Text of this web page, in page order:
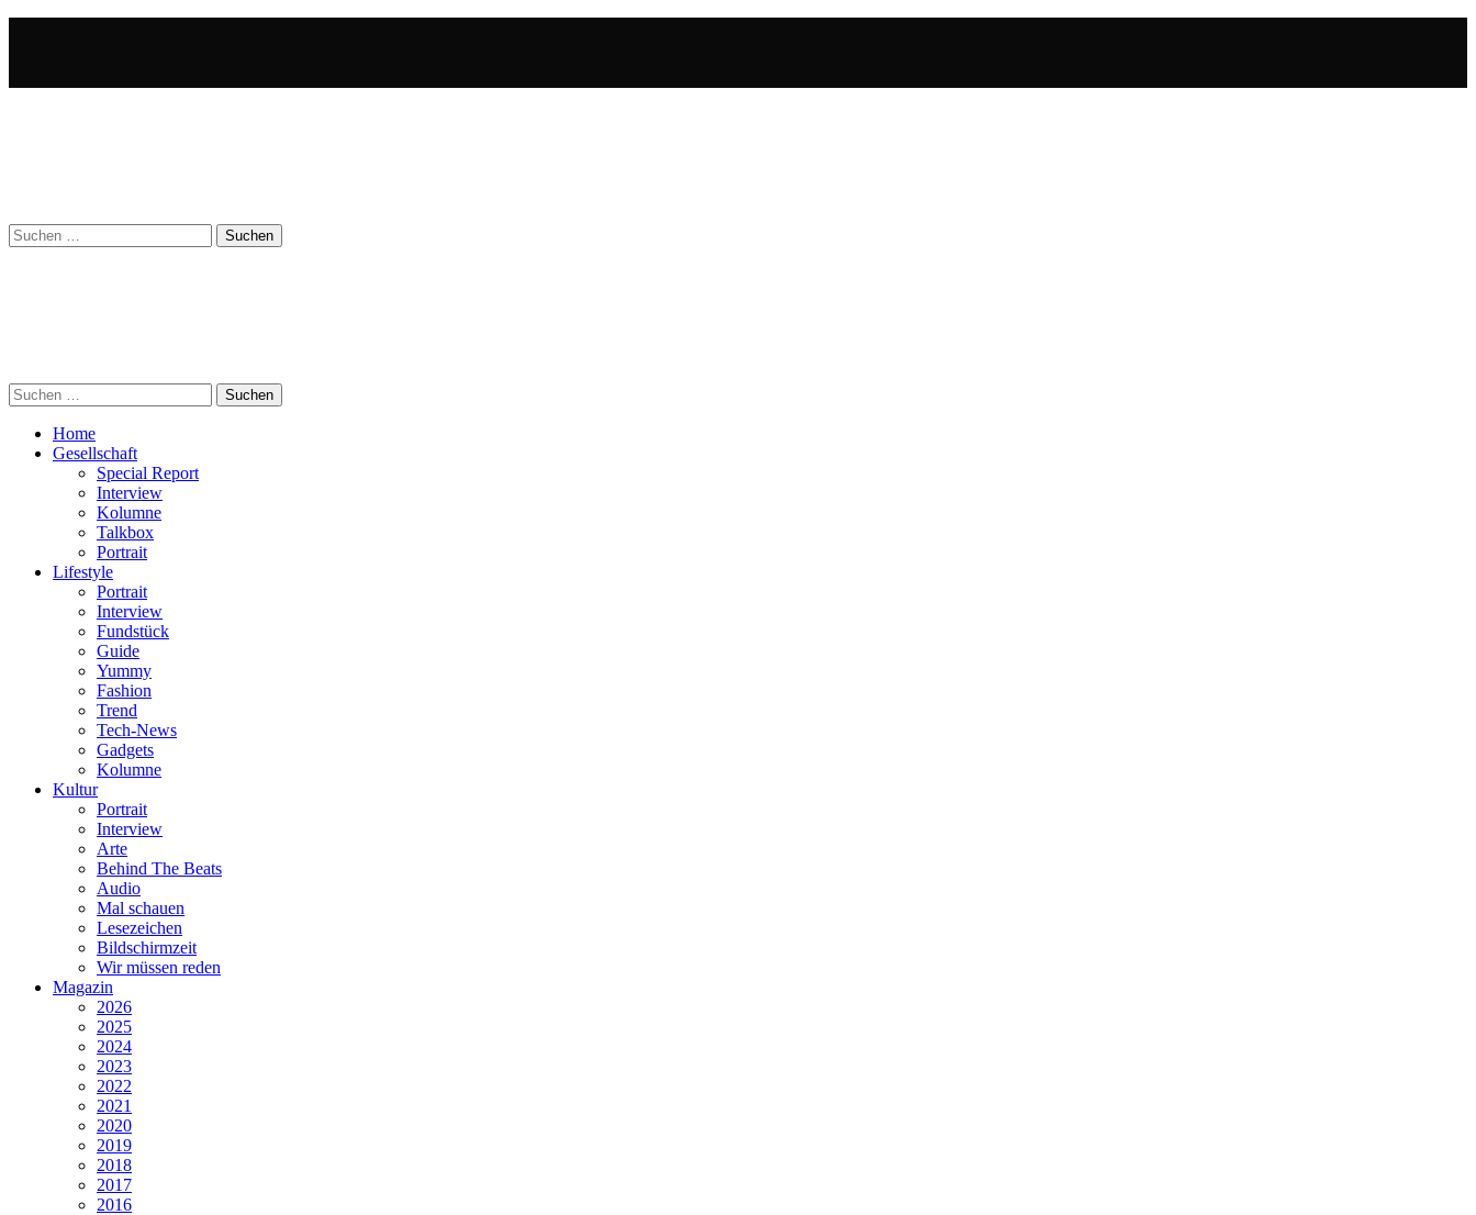
Suchen
nach:
Suchen
nach:
Home
Gesellschaft
Special Report
Interview
Kolumne
Talkbox
Portrait
Lifestyle
Portrait
Interview
Fundstück
Guide
Yummy
Fashion
Trend
Tech-News
Gadgets
Kolumne
Kultur
Portrait
Interview
Arte
Behind The Beats
Audio
Mal schauen
Lesezeichen
Bildschirmzeit
Wir müssen reden
Magazin
2026
2025
2024
2023
2022
2021
2020
2019
2018
2017
2016